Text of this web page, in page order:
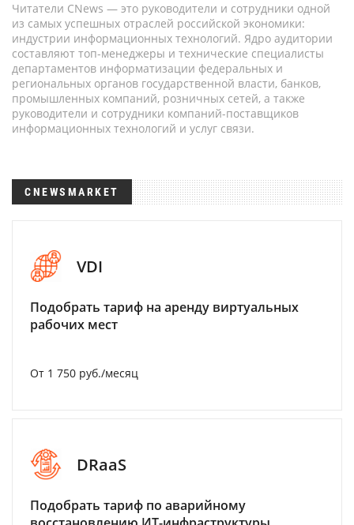
Читатели CNews — это руководители и сотрудники одной
из самых успешных отраслей российской экономики:
индустрии информационных технологий. Ядро аудитории
составляют топ-менеджеры и технические специалисты
департаментов информатизации федеральных и
региональных органов государственной власти, банков,
промышленных компаний, розничных сетей, а также
руководители и сотрудники компаний-поставщиков
информационных технологий и услуг связи.
CNEWSMARKET
VDI
Подобрать тариф на аренду виртуальных
рабочих мест
От 1 750 руб./месяц
DRaaS
Подобрать тариф по аварийному